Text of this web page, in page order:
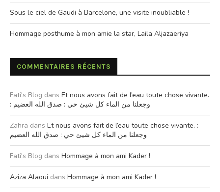
Sous le ciel de Gaudi à Barcelone, une visite inoubliable !
Hommage posthume à mon amie la star, Laila Aljazaeriya
COMMENTAIRES RÉCENTS
Fati's Blog dans Et nous avons fait de l’eau toute chose vivante.
: وجعلنا من الماء كل شيئ حي : صدق الله العضيم
Zahra dans Et nous avons fait de l’eau toute chose vivante. :
وجعلنا من الماء كل شيئ حي : صدق الله العضيم
Fati's Blog dans Hommage à mon ami Kader !
Aziza Alaoui dans Hommage à mon ami Kader !